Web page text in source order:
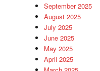
September 2025
August 2025
July 2025
June 2025
May 2025
April 2025